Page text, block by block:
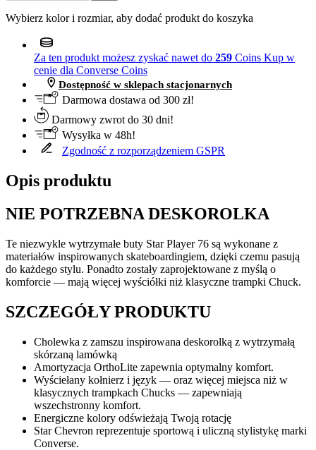
Wybierz kolor i rozmiar, aby dodać produkt do koszyka
Za ten produkt możesz zyskać nawet do 259 Coins Kup w
cenie dla Converse Coins
Dostępność w sklepach stacjonarnych
Darmowa dostawa od 300 zł!
Darmowy zwrot do 30 dni!
Wysyłka w 48h!
Zgodność z rozporządzeniem GSPR
Opis produktu
NIE POTRZEBNA DESKOROLKA
Te niezwykle wytrzymałe buty Star Player 76 są wykonane z
materiałów inspirowanych skateboardingiem, dzięki czemu pasują
do każdego stylu. Ponadto zostały zaprojektowane z myślą o
komforcie — mają więcej wyściółki niż klasyczne trampki Chuck.
SZCZEGÓŁY PRODUKTU
Cholewka z zamszu inspirowana deskorolką z wytrzymałą
skórzaną lamówką
Amortyzacja OrthoLite zapewnia optymalny komfort.
Wyściełany kołnierz i język — oraz więcej miejsca niż w
klasycznych trampkach Chucks — zapewniają
wszechstronny komfort.
Energiczne kolory odświeżają Twoją rotację
Star Chevron reprezentuje sportową i uliczną stylistykę marki
Converse.